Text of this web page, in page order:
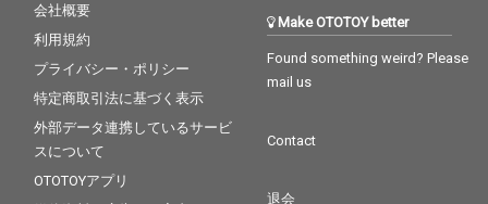
会社概要
利用規約
プライバシー・ポリシー
特定商取引法に基づく表示
外部データ連携しているサービ
スについて
OTOTOYアプリ
Make OTOTOY better
Found something weird? Please
mail us
Contact
退会